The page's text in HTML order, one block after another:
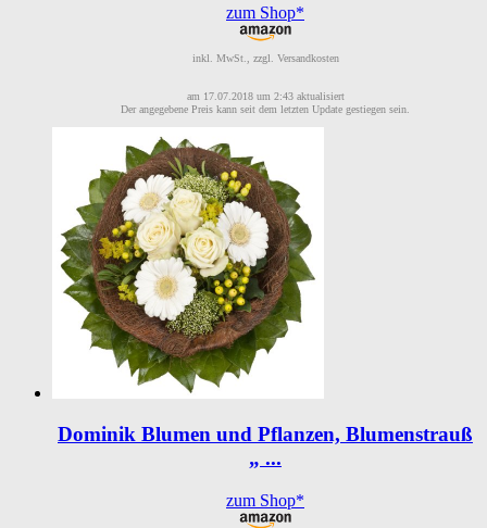
zum Shop*
inkl. MwSt., zzgl. Versandkosten
am 17.07.2018 um 2:43 aktualisiert
Der angegebene Preis kann seit dem letzten Update gestiegen sein.
Dominik Blumen und Pflanzen, Blumenstrauß
„ ...
zum Shop*